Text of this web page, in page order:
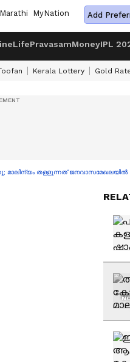
Marathi MyNation Add
LifePravasamMoneyIPL
Kerala Lottery Gold
മാലിന്യം തളളുന്നത് ജനവാസമേഖലയിൽ